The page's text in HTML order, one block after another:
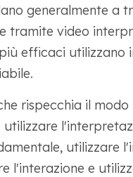
generalmente a
tramite video
efficaci utilizzano
rispecchia il
utilizzare
utilizzare
l'interazione e